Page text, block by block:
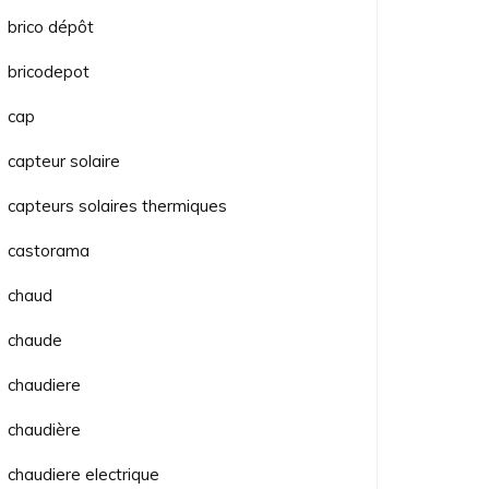
brico dépôt
bricodepot
cap
capteur solaire
capteurs solaires thermiques
castorama
chaud
chaude
chaudiere
chaudière
chaudiere electrique